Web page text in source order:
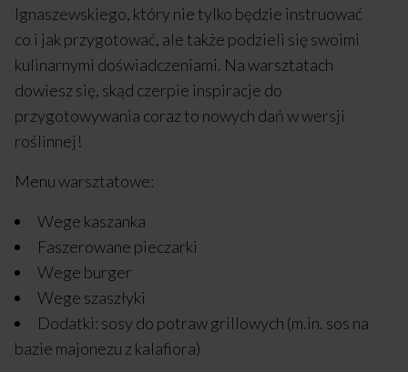
Ignaszewskiego, który nie tylko będzie instruować
co i jak przygotować, ale także podzieli się swoimi
kulinarnymi doświadczeniami. Na warsztatach
dowiesz się, skąd czerpie inspiracje do
przygotowywania coraz to nowych dań w wersji
roślinnej!
Menu warsztatowe:
Wege kaszanka
Faszerowane pieczarki
Wege burger
Wege szaszłyki
Dodatki: sosy do potraw grillowych (m.in. sos na
bazie majonezu z kalafiora)